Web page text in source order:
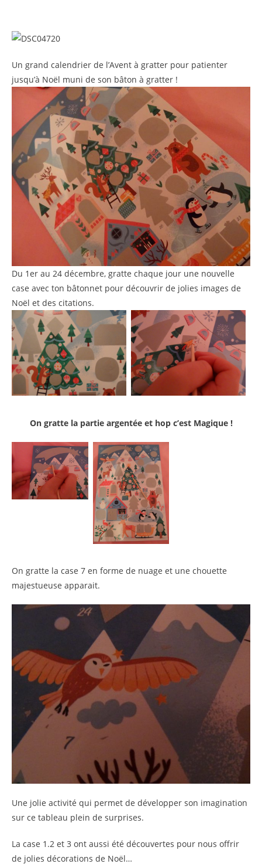
Un grand calendrier de l’Avent à gratter pour patienter
jusqu’à Noël muni de son bâton à gratter !
Du 1er au 24 décembre, gratte chaque jour une nouvelle
case avec ton bâtonnet pour découvrir de jolies images de
Noël et des citations.
On gratte la partie argentée et hop c’est Magique !
On gratte la case 7 en forme de nuage et une chouette
majestueuse apparait.
Une jolie activité qui permet de développer son imagination
sur ce tableau plein de surprises.
La case 1.2 et 3 ont aussi été découvertes pour nous offrir
de jolies décorations de Noël…